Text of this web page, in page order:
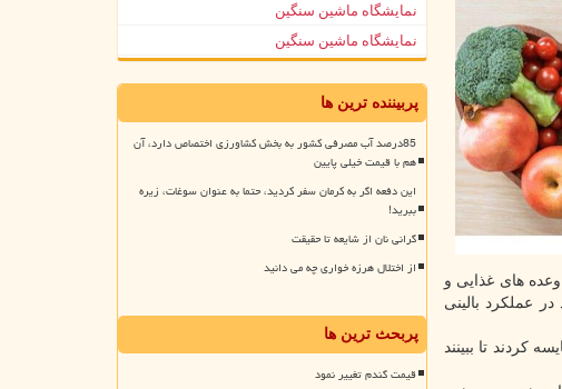
وعده های غذایی و
عملکرد بالینی
با محدودیت زمانی را با یک رژیم غذایی کم کالری در بیشتر از ۲۰۰ نفر مقایسه کردند تا ببینند
نمایشگاه ماشین سنگین
نمایشگاه ماشین سنگین
پربیننده ترین ها
85درصد آب مصرفی کشور به بخش کشاورزی اختصاص دارد، آن
هم با قیمت خیلی پایین
این دفعه اگر به کرمان سفر کردید، حتما به عنوان سوغات، زیره
ببرید!
گرانی نان از شایعه تا حقیقت
از اختلال هرزه خواری چه می دانید
پربحث ترین ها
قیمت گندم تغییر نمود